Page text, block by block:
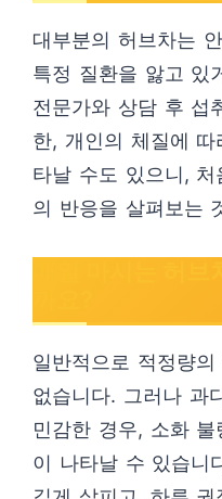
대부분의 허브차는
특정 질환을 앓고 있
전문가와 상담 후 섭
한, 개인의 체질에
타날 수도 있으니,
의 반응을 살펴보는
일반적으로 적정량
없습니다. 그러나 과
민감한 경우, 소화
이 나타날 수 있습니